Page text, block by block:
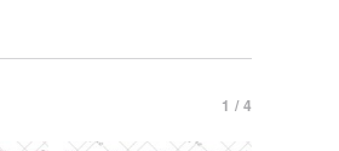
1 / 4